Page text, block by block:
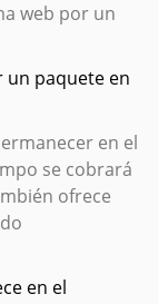
web por un
un paquete en
en el
se cobrará
ofrece
en el